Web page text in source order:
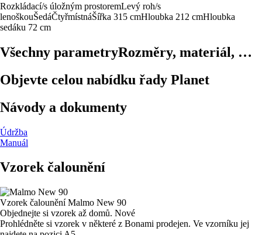
Rozkládací/s úložným prostoremLevý roh/s
lenoškouŠedáČtyřmístnáŠířka 315 cmHloubka 212 cmHloubka
sedáku 72 cm
Všechny parametryRozměry, materiál, …
Objevte celou nabídku řady Planet
Návody a dokumenty
Údržba
Manuál
Vzorek čalounění
Vzorek čalounění Malmo New 90
Objednejte si vzorek až domů. Nové
Prohlédněte si vzorek v některé z Bonami prodejen. Ve vzorníku jej